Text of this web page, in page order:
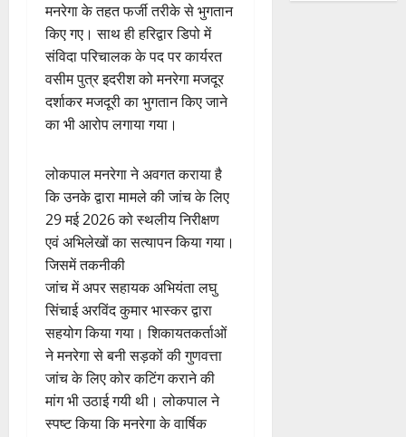
मनरेगा के तहत फर्जी तरीके से भुगतान
किए गए। साथ ही हरिद्वार डिपो में
संविदा परिचालक के पद पर कार्यरत
वसीम पुत्र इदरीश को मनरेगा मजदूर
दर्शाकर मजदूरी का भुगतान किए जाने
का भी आरोप लगाया गया।
लोकपाल मनरेगा ने अवगत कराया है
कि उनके द्वारा मामले की जांच के लिए
29 मई 2026 को स्थलीय निरीक्षण
एवं अभिलेखों का सत्यापन किया गया।
जिसमें तकनीकी
जांच में अपर सहायक अभियंता लघु
सिंचाई अरविंद कुमार भास्कर द्वारा
सहयोग किया गया। शिकायतकर्ताओं
ने मनरेगा से बनी सड़कों की गुणवत्ता
जांच के लिए कोर कटिंग कराने की
मांग भी उठाई गयी थी। लोकपाल ने
स्पष्ट किया कि मनरेगा के वार्षिक